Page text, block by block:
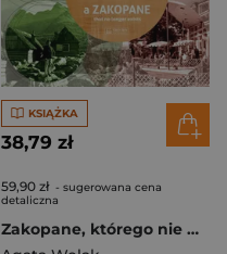
KSIĄŻKA
38,79 zł
59,90 zł - sugerowana cena
detaliczna
Zakopane, którego nie ma